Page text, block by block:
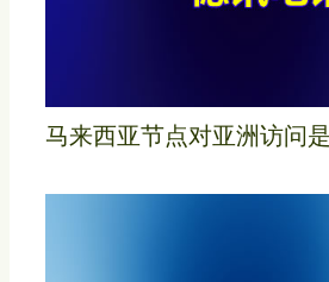
马来西亚节点对亚洲访问